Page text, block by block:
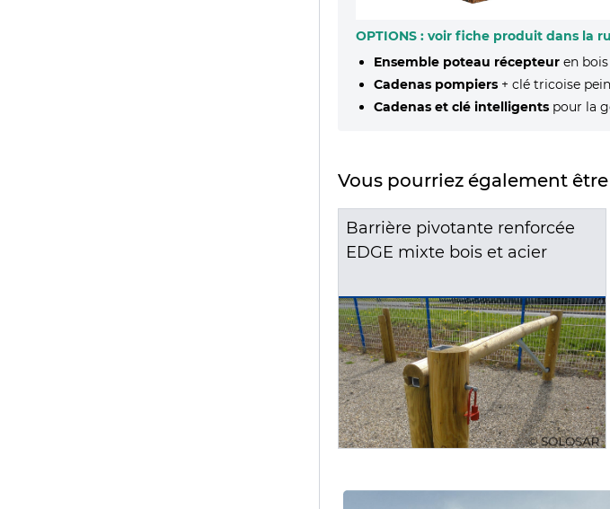
OPTIONS : voir fiche produit dans la
Ensemble poteau récepteur en
Cadenas pompiers + clé tricoise
Cadenas et clé intelligents pour la
Vous pourriez également
Barrière pivotante renforcée
EDGE mixte bois et acier